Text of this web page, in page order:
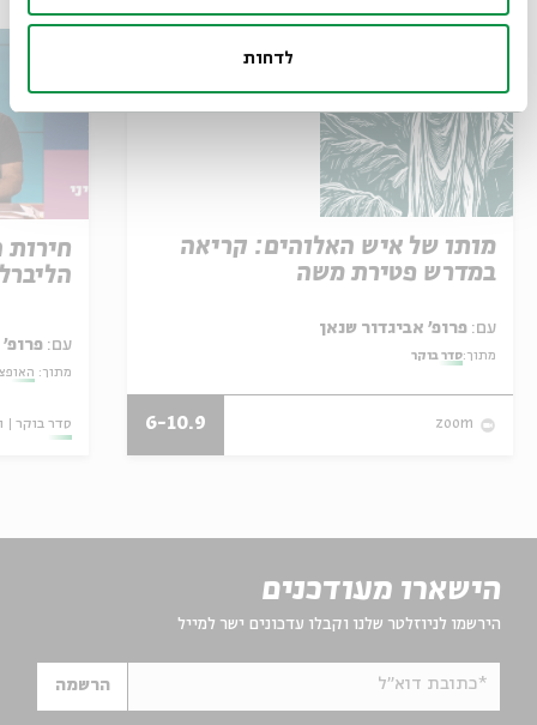
לדחות
מותו של איש האלוהים: קריאה
במדרש פטירת משה
עם:
מתוך:סדר בוקר
zoom
6-10.9
עם: פרופ'
מתוך:
סדר בוקר
הישארו מעודכנים
הירשמו לניוזלטר שלנו וקבלו עדכונים ישר למייל
*כתובת דוא"ל הרשמה